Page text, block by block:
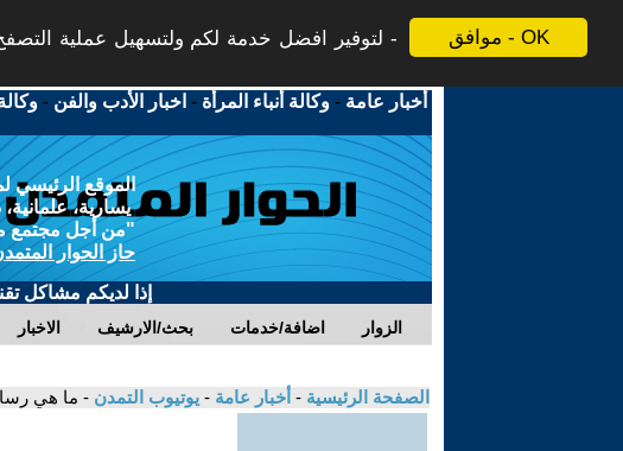
موافق - OK
لتوفير افضل خدمة لكم ولتسهيل عملية
أخبار عامة -وكالة أنباء المرأة - اخبار الأدب والفن -
الموقع الرئيسي
يسارية،
"من أجل مجتمع
حاز الحوار
إذا لديكم مشاكل
الاخبار بحث/الارشيف اضافة/خدمات الزوار
الصفحة الرئيسية - أخبار عامة - يوتيوب التمدن - ما هي